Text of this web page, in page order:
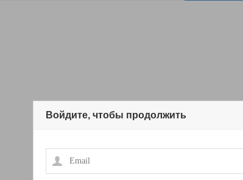
Войдите, чтобы продолжить
Email